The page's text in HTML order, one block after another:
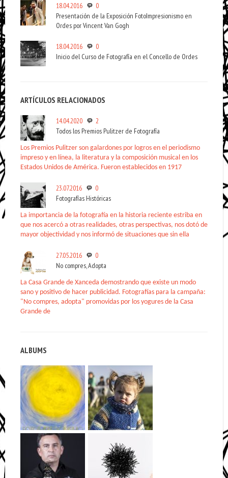
18.04.2016
0
Presentación de la Exposición FotoImpresionismo en
Ordes por Vincent Van Gogh
18.04.2016
0
Inicio del Curso de Fotografía en el Concello de Ordes
ARTÍCULOS RELACIONADOS
14.04.2020
2
Todos los Premios Pulitzer de Fotografía
Los Premios Pulitzer son galardones por logros en el periodismo
impreso y en línea, la literatura y la composición musical en los
Estados Unidos de América. Fueron establecidos en 1917
23.07.2016
0
Fotografías Históricas
La importancia de la fotografía en la historia reciente estriba en
que nos acercó a otras realidades, otras perspectivas, nos dotó de
mayor objectividad y nos informó de situaciones que sin ella
27.05.2016
0
No compres, Adopta
La Casa Grande de Xanceda demostrando que existe un modo
sano y positivo de hacer publicidad. Fotografías para la campaña:
"No compres, adopta" promovidas por los yogures de la Casa
Grande de
ALBUMS